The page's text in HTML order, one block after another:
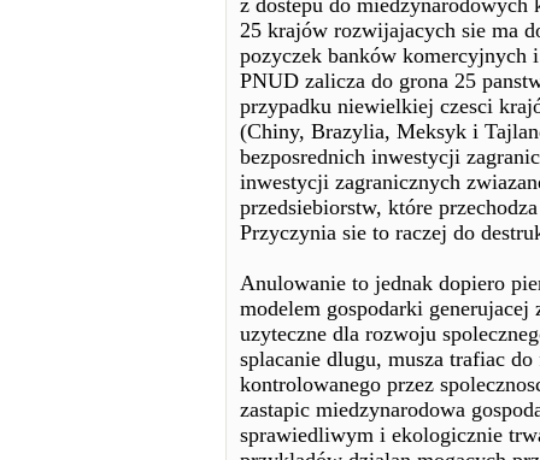
z dostepu do
25 krajów rozwijajacych sie ma
pozyczek banków
PNUD zalicza do grona 25
przypadku niewielkiej czesci
(Chiny, Brazylia, Meksyk i
bezposrednich inwestycji
inwestycji zagranicznych
przedsiebiorstw, które
Przyczynia sie to raczej do
Anulowanie to jednak dopiero
modelem gospodarki
uzyteczne dla rozwoju
splacanie dlugu, musza trafiac
kontrolowanego przez
zastapic miedzynarodowa
sprawiedliwym i ekologicznie